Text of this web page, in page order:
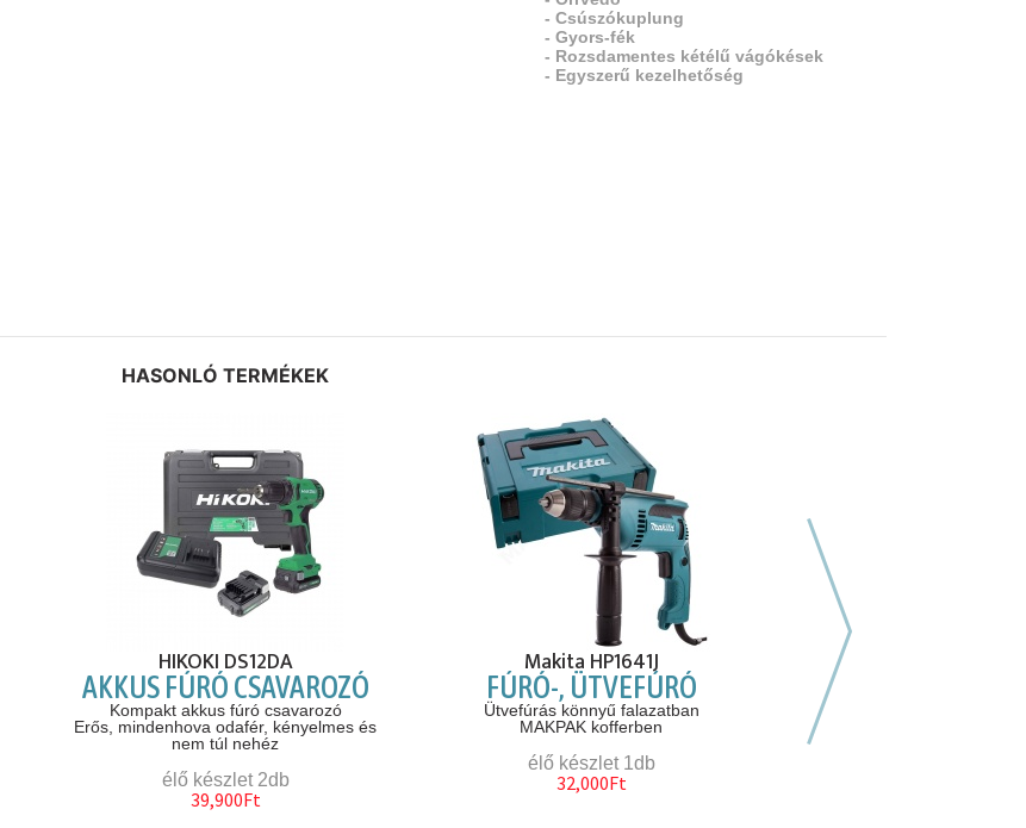
- Csúszókuplung
- Gyors-fék
- Rozsdamentes kétélű vágókések
- Egyszerű kezelhetőség
HASONLÓ TERMÉKEK
HIKOKI DS12DA
AKKUS FÚRÓ CSAVAROZÓ
Kompakt akkus fúró csavarozó
Erős, mindenhova odafér, kényelmes és
nem túl nehéz
élő készlet 2db
39,900Ft
Makita HP1641J
FÚRÓ-, ÜTVEFÚRÓ
Ütvefúrás könnyű falazatban
MAKPAK kofferben
élő készlet 1db
32,000Ft
Következő hasonló